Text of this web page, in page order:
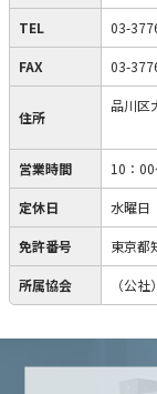
TEL 03-
FAX 03-
住所
品川区
営業時間 10：
定休日 水曜日
免許番号 東京都
所属協会 （公